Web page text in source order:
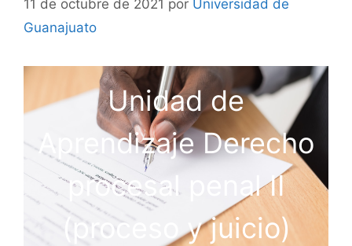
11 de octubre de 2021 por Universidad de
Guanajuato
Unidad de
Aprendizaje Derecho
procesal penal II
(proceso y juicio)